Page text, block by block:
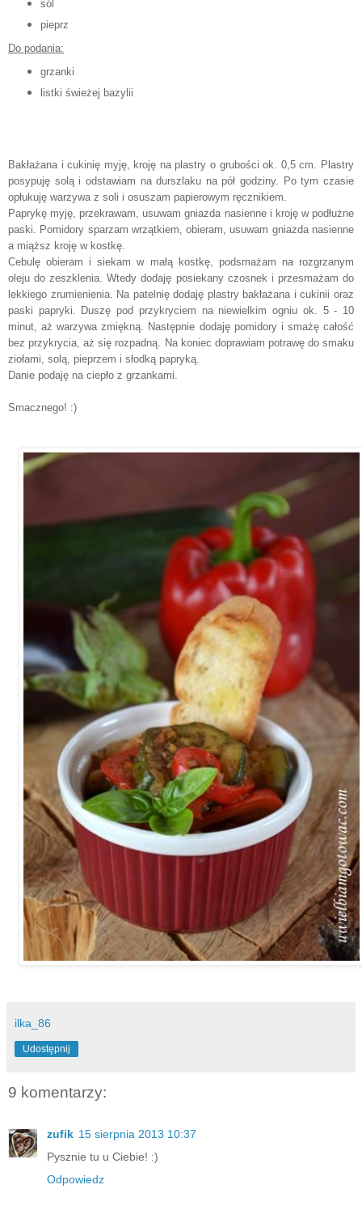
sól
pieprz
Do podania:
grzanki
listki świeżej bazylii
Bakłażana i cukinię myję, kroję na plastry o grubości ok. 0,5 cm. Plastry
posypuję solą i odstawiam na durszlaku na pół godziny. Po tym czasie
opłukuję warzywa z soli i osuszam papierowym ręcznikiem.
Paprykę myję, przekrawam, usuwam gniazda nasienne i kroję w podłużne
paski. Pomidory sparzam wrzątkiem, obieram, usuwam gniazda nasienne
a miąższ kroję w kostkę.
Cebulę obieram i siekam w małą kostkę, podsmażam na rozgrzanym
oleju do zeszklenia. Wtedy dodaję posiekany czosnek i przesmażam do
lekkiego zrumienienia. Na patelnię dodaję plastry bakłażana i cukinii oraz
paski papryki. Duszę pod przykryciem na niewielkim ogniu ok. 5 - 10
minut, aż warzywa zmiękną. Następnie dodaję pomidory i smażę całość
bez przykrycia, aż się rozpadną. Na koniec doprawiam potrawę do smaku
ziołami, solą, pieprzem i słodką papryką.
Danie podaję na ciepło z grzankami.
Smacznego! :)
ilka_86
Udostępnij
9 komentarzy:
zufik 15 sierpnia 2013 10:37
Pysznie tu u Ciebie! :)
Odpowiedz